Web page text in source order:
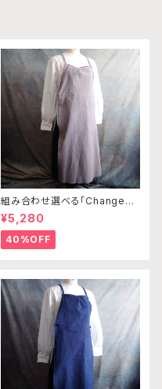
組み合わせ選べる「Changena
bleエプロン」本体ライトベージ
ュ×ブラウン※前部分合わせて1
つのエプロンになります
¥5,280
40%OFF